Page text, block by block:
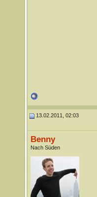
13.02.2011, 02:03
Benny
Nach Süden